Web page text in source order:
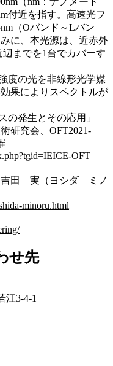
付近を指す。高速光フ
（Oバンド～Lバン
に、本光源は、近赤外
辺までを1台でカバーす
度の光を非線形光学媒
果によりスペクトルが
の発生とその応用」
研究会、OFT2021-
OFT
田 実（ヨシダ ミノ
minoru.html
せ先
江3-4-1